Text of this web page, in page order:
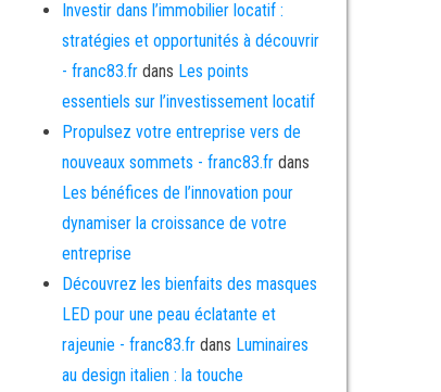
Investir dans l’immobilier locatif :
stratégies et opportunités à découvrir
- franc83.frdans Les points
essentiels sur l’investissement locatif
Propulsez votre entreprise vers de
nouveaux sommets - franc83.frdans
Les bénéfices de l’innovation pour
dynamiser la croissance de votre
entreprise
Découvrez les bienfaits des masques
LED pour une peau éclatante et
rajeunie - franc83.frdans Luminaires
au design italien : la touche